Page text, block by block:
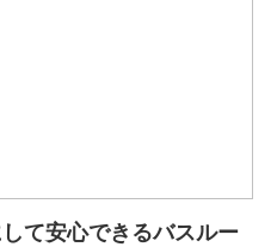
て安心できるバスルー